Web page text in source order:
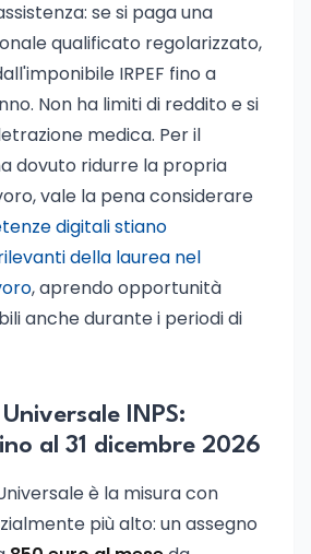
se si paga una
qualificato regolarizzato,
IRPEF fino a
Non ha limiti di reddito e si
medica. Per il
dovuto ridurre la propria
vale la pena considerare
digitali stiano
della laurea nel
, aprendo opportunità
anche durante i periodi di
INPS:
al 31 dicembre 2026
è la misura con
più alto: un assegno